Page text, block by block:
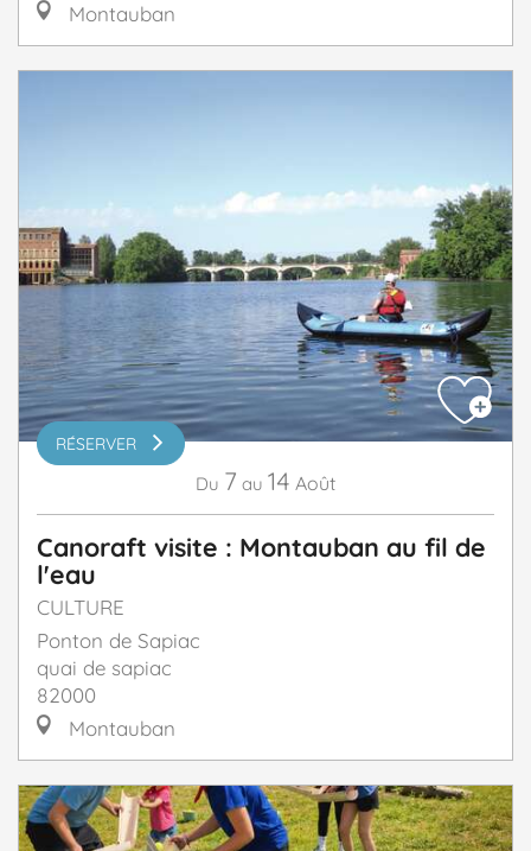
Montauban
RÉSERVER
Du 7 au 14 Août
Canoraft visite : Montauban au fil de
l'eau
CULTURE
Ponton de Sapiac
quai de sapiac
82000
Montauban